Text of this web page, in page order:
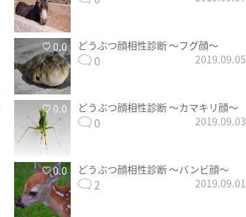
0.0 どうぶつ顔相性診断 〜フグ顔〜
0 2019.09.05
0.0 どうぶつ顔相性診断 〜カマキリ顔〜
0 2019.09.03
0.0 どうぶつ顔相性診断 〜バンビ顔〜
2 2019.09.01